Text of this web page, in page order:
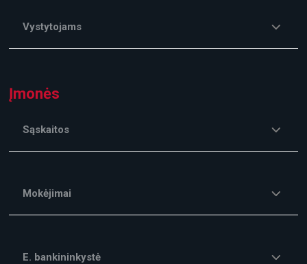
Vystytojams
Įmonės
Sąskaitos
Mokėjimai
E. bankininkystė